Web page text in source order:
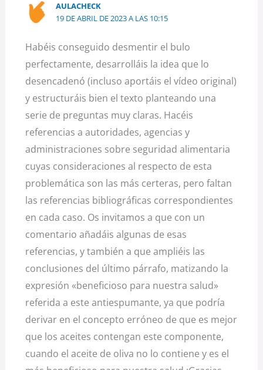
AULACHECK
19 DE ABRIL DE 2023 A LAS 10:15
Habéis conseguido desmentir el bulo
perfectamente, desarrolláis la idea que lo
desencadenó (incluso aportáis el vídeo original)
y estructuráis bien el texto planteando una
serie de preguntas muy claras. Hacéis
referencias a autoridades, agencias y
administraciones sobre seguridad alimentaria
cuyas consideraciones al respecto de esta
problemática son las más certeras, pero faltan
las referencias bibliográficas correspondientes
en cada caso. Os invitamos a que con un
comentario añadáis algunas de esas
referencias, y también a que ampliéis las
conclusiones del último párrafo, matizando la
expresión «beneficioso para nuestra salud»
referida a este antiespumante, ya que podría
derivar en el concepto erróneo de que es mejor
que los aceites contengan este componente,
cuando el aceite de oliva no lo contiene y es el